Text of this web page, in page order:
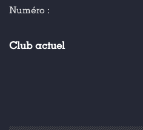
Numéro :
Club actuel